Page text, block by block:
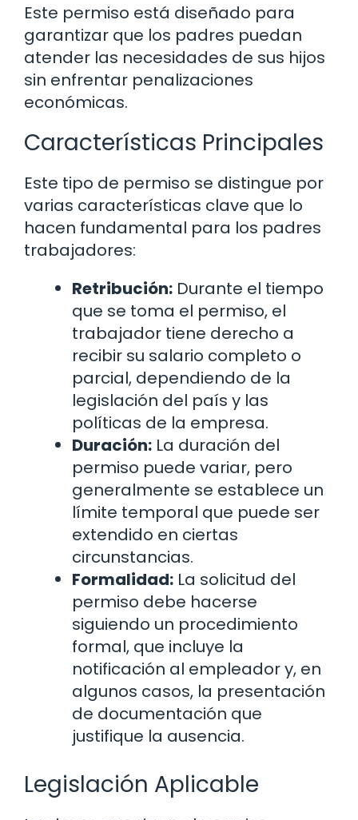
Este permiso está diseñado para
garantizar que los padres puedan
atender las necesidades de sus hijos
sin enfrentar penalizaciones
económicas.
Características Principales
Este tipo de permiso se distingue por
varias características clave que lo
hacen fundamental para los padres
trabajadores:
Retribución: Durante el tiempo
que se toma el permiso, el
trabajador tiene derecho a
recibir su salario completo o
parcial, dependiendo de la
legislación del país y las
políticas de la empresa.
Duración: La duración del
permiso puede variar, pero
generalmente se establece un
límite temporal que puede ser
extendido en ciertas
circunstancias.
Formalidad: La solicitud del
permiso debe hacerse
siguiendo un procedimiento
formal, que incluye la
notificación al empleador y, en
algunos casos, la presentación
de documentación que
justifique la ausencia.
Legislación Aplicable